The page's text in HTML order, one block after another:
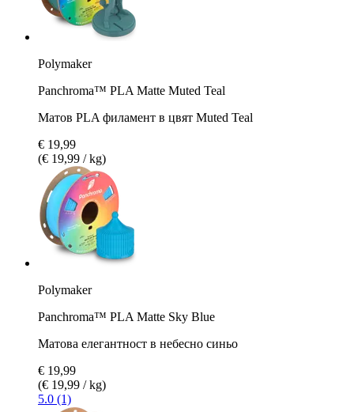
Polymaker
Panchroma™ PLA Matte Muted Teal
Матов PLA филамент в цвят Muted Teal
€ 19,99
(€ 19,99 / kg)
Polymaker
Panchroma™ PLA Matte Sky Blue
Матова елегантност в небесно синьо
€ 19,99
(€ 19,99 / kg)
5.0 (1)